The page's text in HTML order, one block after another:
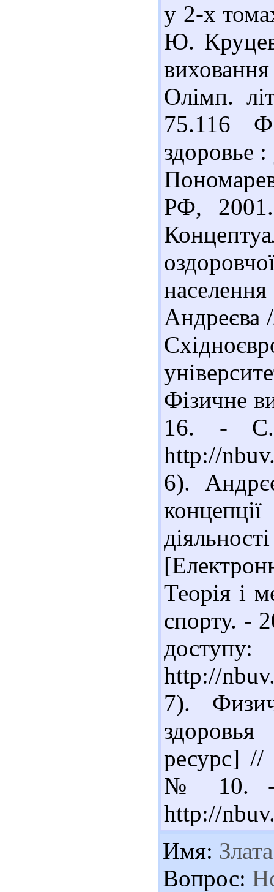
у 2-х
Ю.
Олімп.
75.116
здоровье
РФ,
Андреєва
Фізичне
16. - С.
http://
6).
Теорія і
спорту. -
доступу:
http://
7).
ресурс]
№ 10. -
http://
Имя: Злата
Вопрос: